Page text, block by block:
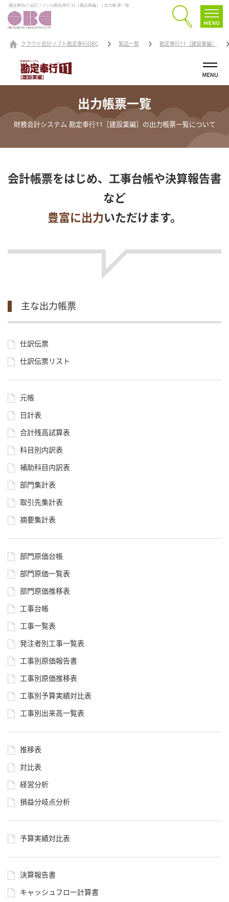
建設業向け会計ソフトの勘定奉行11［建設業編］｜出力帳票一覧
クラウド会計ソフト勘定奉行OBC 製品一覧 勘定奉行11［建設業編］
出力帳票一覧
財務会計システム 勘定奉行11［建設業編］の出力帳票一覧について
会計帳票をはじめ、工事台帳や決算報告書
など
豊富に出力いただけます。
主な出力帳票
仕訳伝票
仕訳伝票リスト
元帳
日計表
合計残高試算表
科目別内訳表
補助科目内訳表
部門集計表
取引先集計表
摘要集計表
部門原価台帳
部門原価一覧表
部門原価推移表
工事台帳
工事一覧表
発注者別工事一覧表
工事別原価報告書
工事別原価推移表
工事別予算実績対比表
工事別出来高一覧表
推移表
対比表
経営分析
損益分岐点分析
予算実績対比表
決算報告書
キャッシュフロー計算書